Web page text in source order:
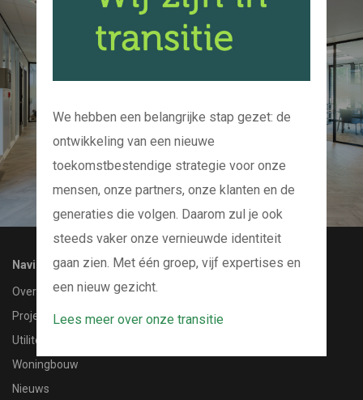
Kom bij ons op de
En we kijken samen naar uw project
Navigatie
Over ons
Projecten
Utiliteitsbouw
Woningbouw
Nieuws
We hebben een belangrijke stap gezet: de
ontwikkeling van een nieuwe
toekomstbestendige strategie voor onze
mensen, onze partners, onze klanten en de
generaties die volgen. Daarom zul je ook
steeds vaker onze vernieuwde identiteit
gaan zien. Met één groep, vijf expertises en
een nieuw gezicht.
Lees meer over onze transitie